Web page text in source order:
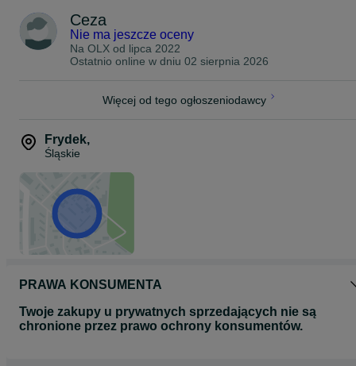
Ceza
Nie ma jeszcze oceny
Na OLX od lipca 2022
Ostatnio online w dniu 02 sierpnia 2026
Więcej od tego ogłoszeniodawcy
Frydek,
Śląskie
PRAWA KONSUMENTA
Twoje zakupy u prywatnych sprzedających nie są
chronione przez prawo ochrony konsumentów.